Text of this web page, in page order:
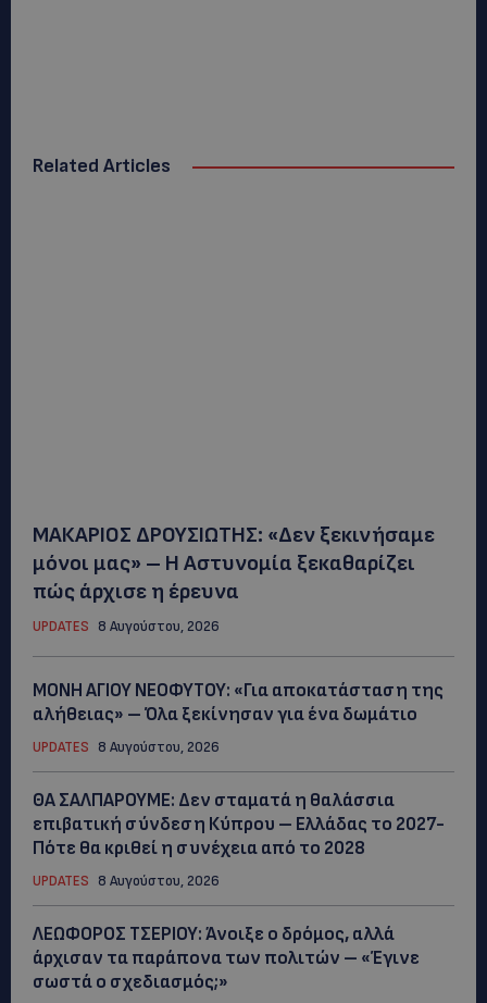
Related Articles
ΜΑΚΑΡΙΟΣ ΔΡΟΥΣΙΩΤΗΣ: «Δεν ξεκινήσαμε
μόνοι μας» – Η Αστυνομία ξεκαθαρίζει
πώς άρχισε η έρευνα
UPDATES 8 Αυγούστου, 2026
ΜΟΝΗ ΑΓΙΟΥ ΝΕΟΦΥΤΟΥ: «Για αποκατάσταση της
αλήθειας» – Όλα ξεκίνησαν για ένα δωμάτιο
UPDATES 8 Αυγούστου, 2026
ΘΑ ΣΑΛΠΑΡΟΥΜΕ: Δεν σταματά η θαλάσσια
επιβατική σύνδεση Κύπρου – Ελλάδας το 2027-
Πότε θα κριθεί η συνέχεια από το 2028
UPDATES 8 Αυγούστου, 2026
ΛΕΩΦΟΡΟΣ ΤΣΕΡΙΟΥ: Άνοιξε ο δρόμος, αλλά
άρχισαν τα παράπονα των πολιτών – «Έγινε
σωστά ο σχεδιασμός;»